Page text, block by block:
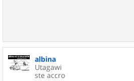
albina
Utagawi
ste accro